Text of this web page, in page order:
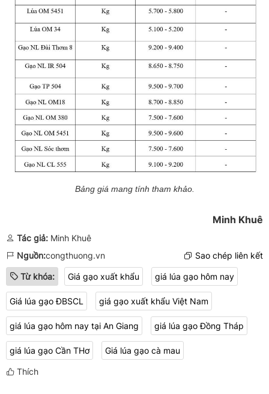
Bảng giá mang tính tham khảo.
Minh Khuê
Tác giả: Minh Khuê
Nguồn:congthuong.vn Sao chép liên kết
Từ khóa: Giá gạo xuất khẩu giá lúa gạo hôm nay
Giá lúa gạo ĐBSCL giá gạo xuất khẩu Việt Nam
giá lúa gạo hôm nay tại An Giang giá lúa gạo Đồng Tháp
​​​​​​​giá lúa gạo Cần THơ Giá lúa gạo cà mau
Thích